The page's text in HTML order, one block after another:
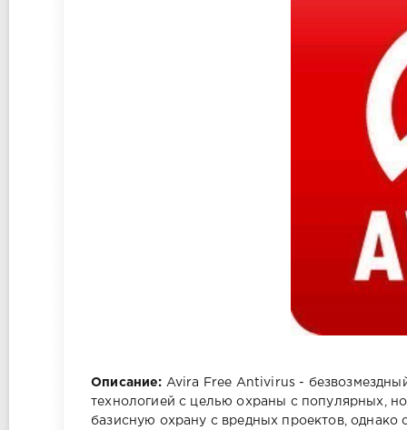
Описание: Avira Free Antivirus -
технологией с целью охраны с популярных,
базисную охрану с вредных проектов,